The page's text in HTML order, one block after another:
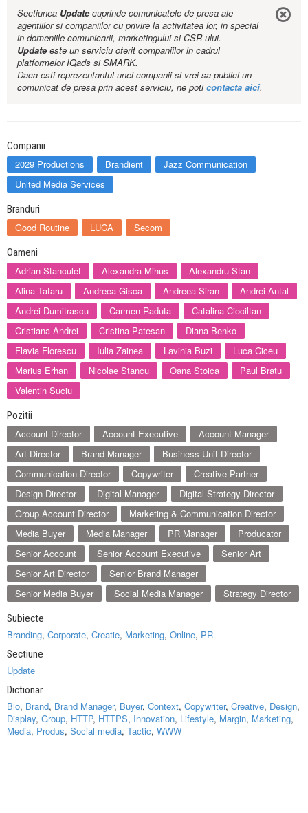
Sectiunea Updatecuprinde comunicatele de presa ale
agentiilor si companiilor cu privire la activitatea lor, in special
in domeniile comunicarii, marketingului si CSR-ului.
Updateeste un serviciu oferit companiilor in cadrul
platformelor IQads si SMARK.
Daca esti reprezentantul unei companii si vrei sa publici un
comunicat de presa prin acest serviciu, ne poticontacta aici.
Companii
2029 Productions Brandient
Jazz Communication
United Media Services
Branduri
Good Routine LUCA Secom
Oameni
Adrian Stanculet Alexandra Mihus
Alexandru Stan
Alina Tataru
Andreea Gisca Andreea Siran
Andrei Antal
Andrei Dumitrascu
Carmen Raduta
Catalina Ciociltan
Cristiana Andrei
Cristina Patesan
Diana Benko
Flavia Florescu
Iulia Zainea Lavinia Buzi
Luca Ciceu
Marius Erhan
Nicolae Stancu Oana Stoica
Paul Bratu
Valentin Suciu
Pozitii
Account Director Account Executive
Account Manager
Art Director
Brand Manager
Business Unit Director
Communication Director
Copywriter
Creative Partner
Design Director
Digital Manager
Digital Strategy Director
Group Account Director
Marketing & Communication Director
Media Buyer
Media Manager PR Manager
Producator
Senior Account
Senior Account Executive
Senior Art
Senior Art Director
Senior Brand Manager
Senior Media Buyer
Social Media Manager Strategy Director
Subiecte
Branding, Corporate, Creatie, Marketing, Online, PR
Sectiune
Update
Dictionar
Bio, Brand, Brand Manager, Buyer, Context, Copywriter, Creative, Design,
Display, Group, HTTP, HTTPS, Innovation, Lifestyle, Margin, Marketing,
Media, Produs, Social media, Tactic, WWW